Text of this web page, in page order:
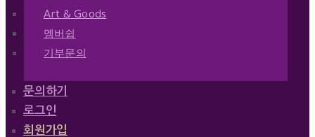
Art & Goods
멤버쉽
기부문의
문의하기
로그인
회원가입